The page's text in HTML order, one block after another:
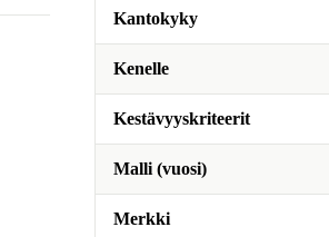
Kantokyky
Kenelle
Kestävyyskriteerit
Malli (vuosi)
Merkki